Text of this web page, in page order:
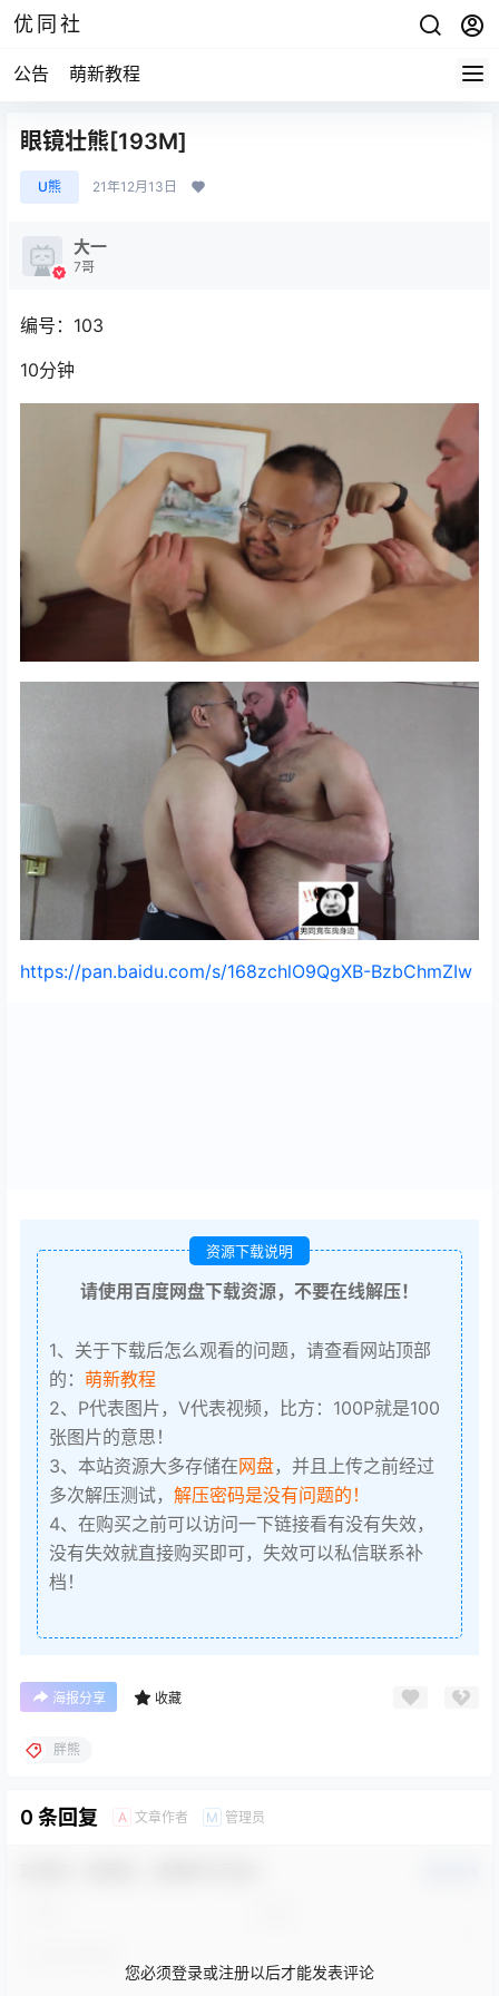
优同社
公告 萌新教程
眼镜壮熊[193M]
U熊 21年12月13日
大一
7哥
编号：103
10分钟
https://pan.baidu.com/s/168zchlO9QgXB-BzbChmZIw
资源下载说明
请使用百度网盘下载资源，不要在线解压！
1、关于下载后怎么观看的问题，请查看网站顶部
的： 萌新教程
2、P代表图片，V代表视频，比方：100P就是100
张图片的意思！
3、本站资源大多存储在网盘，并且上传之前经过
多次解压测试， 解压密码是没有问题的！
4、在购买之前可以访问一下链接看有没有失效，
没有失效就直接购买即可，失效可以私信联系补
档！
海报分享 收藏
胖熊
0 条回复 A 文章作者 M 管理员
您必须登录或注册以后才能发表评论